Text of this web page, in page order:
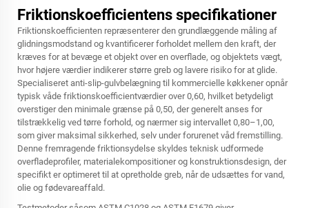
Friktionskoefficientens specifikationer
Friktionskoefficienten repræsenterer den grundlæggende måling af
glidningsmodstand og kvantificerer forholdet mellem den kraft, der
kræves for at bevæge et objekt over en overflade, og objektets vægt,
hvor højere værdier indikerer større greb og lavere risiko for at glide.
Specialiseret anti-slip-gulvbelægning til kommercielle køkkener opnår
typisk våde friktionskoefficientværdier over 0,60, hvilket betydeligt
overstiger den minimale grænse på 0,50, der generelt anses for
tilstrækkelig ved tørre forhold, og nærmer sig intervallet 0,80–1,00,
som giver maksimal sikkerhed, selv under forurenet våd fremstilling.
Denne fremragende friktionsydelse skyldes teknisk udformede
overfladeprofiler, materialekompositioner og konstruktionsdesign, der
specifikt er optimeret til at opretholde greb, når de udsættes for vand,
olie og fødevareaffald.